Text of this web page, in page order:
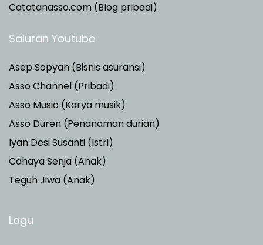
Catatanasso.com (Blog pribadi)
Saluran Youtube
Asep Sopyan (Bisnis asuransi)
Asso Channel (Pribadi)
Asso Music (Karya musik)
Asso Duren (Penanaman durian)
Iyan Desi Susanti (Istri)
Cahaya Senja (Anak)
Teguh Jiwa (Anak)
Lagu